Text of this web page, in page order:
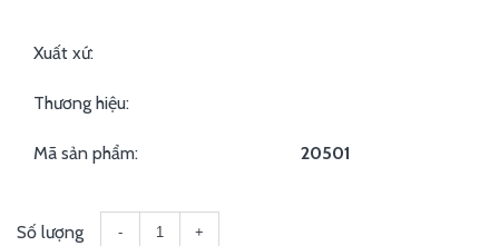
Xuất xứ:
Thương hiệu:
Mã sản phẩm: 20501
Số lượng - +